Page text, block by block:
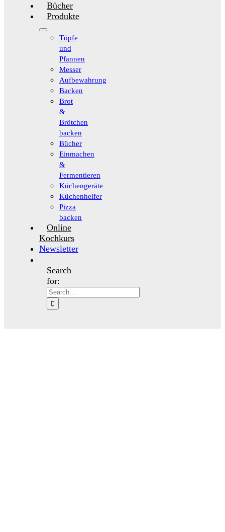
Bücher
Produkte
Töpfe
und
Pfannen
Messer
Aufbewahrung
Backen
Brot
&
Brötchen
backen
Bücher
Einmachen
&
Fermentieren
Küchengeräte
Küchenhelfer
Pizza
backen
Online
Kochkurs
Newsletter
Search
for: